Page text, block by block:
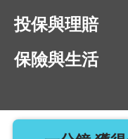
投保與理賠
保險與生活